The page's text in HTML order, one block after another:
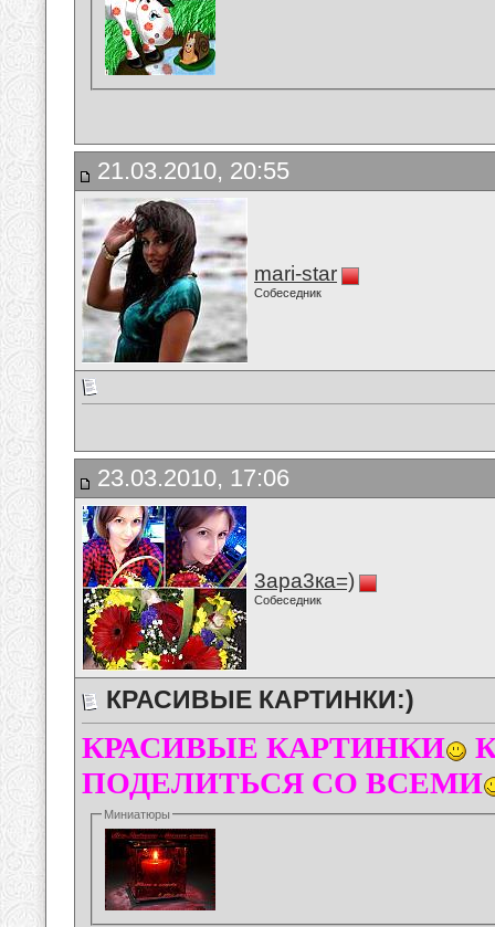
21.03.2010, 20:55
mari-star
Собеседник
23.03.2010, 17:06
3ара3ка=)
Собеседник
КРАСИВЫЕ КАРТИНКИ:)
КРАСИВЫЕ КАРТИНКИ
ПОДЕЛИТЬСЯ СО ВСЕМИ
Миниатюры